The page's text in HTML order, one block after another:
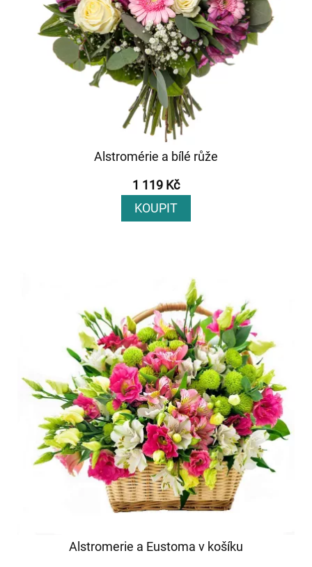
Alstromérie a bílé růže
1 119 Kč
KOUPIT
Alstromerie a Eustoma v košíku